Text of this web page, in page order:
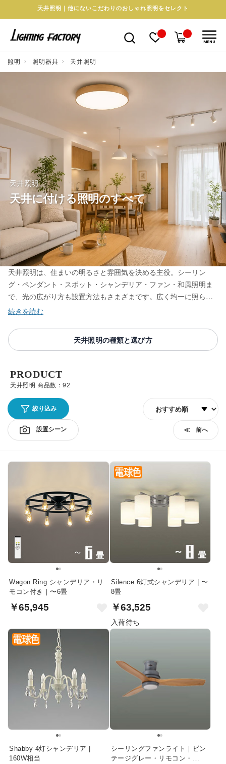
天井照明｜他にないこだわりのおしゃれ照明をセレクト
MENU
照明 照明器具 天井照明
天井照明
天井に付ける照明のすべて
天井照明は、住まいの明るさと雰囲気を決める主役。シーリン
グ・ペンダント・スポット・シャンデリア・ファン・和風照明ま
で、光の広がり方も設置方法もさまざまです。広く均一に照らす
シーリング、食卓を演出するペンダントなど、部屋の用途とイン
厳選した77点から、空間に映える一灯をお選びください。
天井照明の種類と選び方
天井照明 商品数：92
PRODUCT
絞り込み
設置シーン
並び順
≪ 前へ
Wagon Ring シャンデリア・リ
モコン付き｜〜6畳
￥65,945
Silence 6灯式シャンデリア | 〜
8畳
￥63,525
入荷待ち
Shabby 4灯シャンデリア |
160W相当
シーリングファンライト｜ビン
テージグレー・リモコン・